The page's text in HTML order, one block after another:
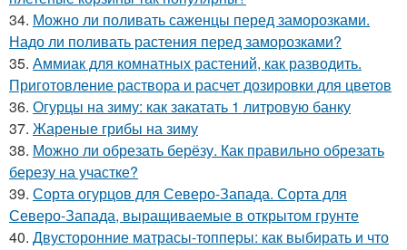
34. Можно ли поливать саженцы перед заморозками.
Надо ли поливать растения перед заморозками?
35. Аммиак для комнатных растений, как разводить.
Приготовление раствора и расчет дозировки для цветов
36. Огурцы на зиму: как закатать 1 литровую банку
37. Жареные грибы на зиму
38. Можно ли обрезать берёзу. Как правильно обрезать
березу на участке?
39. Сорта огурцов для Северо-Запада. Сорта для
Северо-Запада, выращиваемые в открытом грунте
40. Двусторонние матрасы-топперы: как выбирать и что